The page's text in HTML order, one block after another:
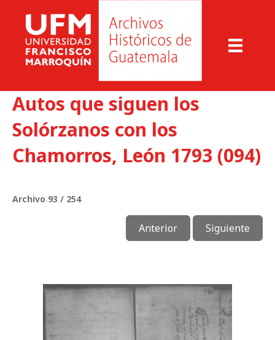
Autos que siguen los
Solórzanos con los
Chamorros, León 1793 (094)
Archivo 93 / 254
Anterior Siguiente